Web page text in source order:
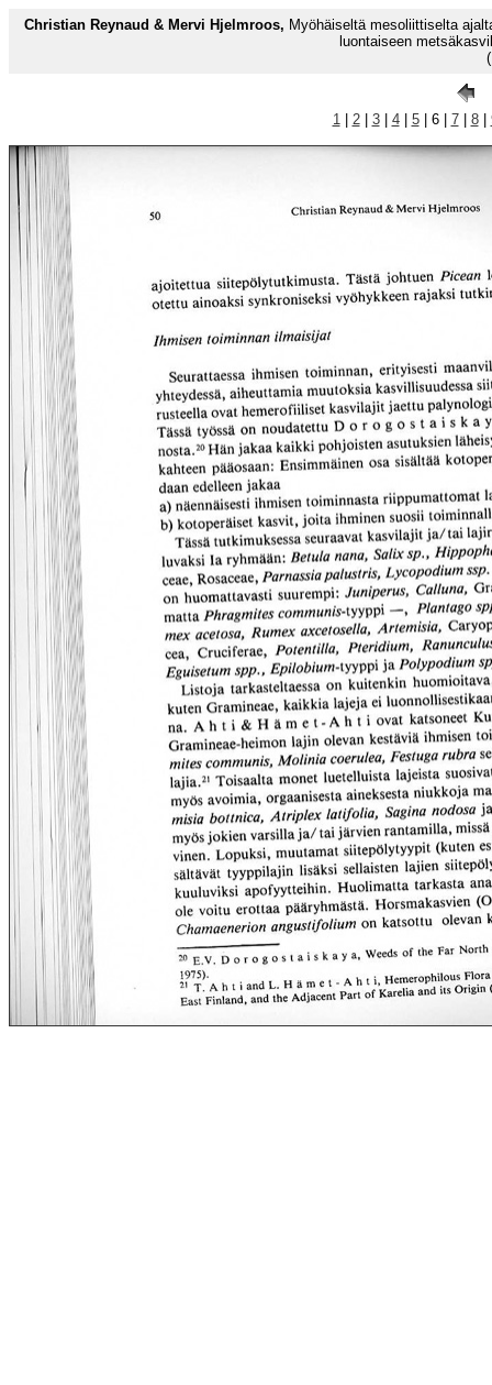
Christian Reynaud & Mervi Hjelmroos, Myöhäiseltä mesoliittiselta
luontaiseen
1| 2| 3| 4| 5| 6 | 7| 8|